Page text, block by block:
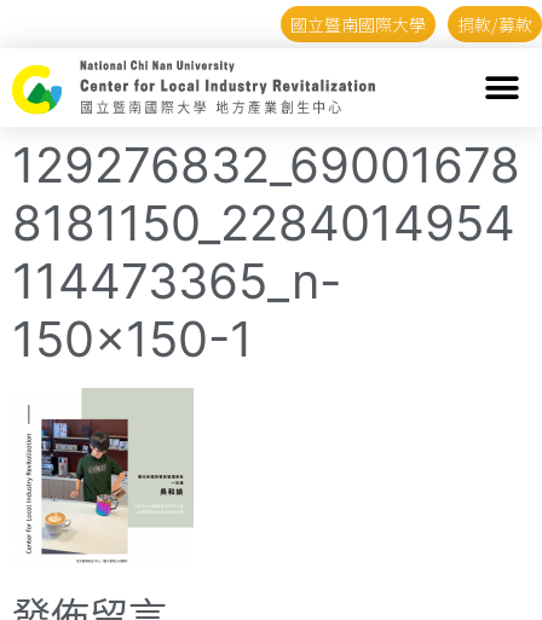
國立暨南國際大學 捐款/募款
129276832_69001678
8181150_2284014954
114473365_n-
150×150-1